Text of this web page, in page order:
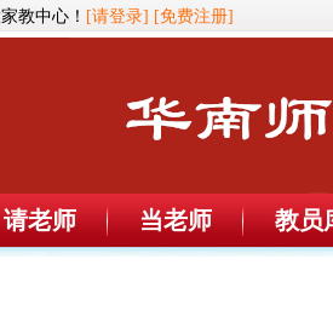
教中心！ [请登录] [免费注册]
请老师 当老师 教员